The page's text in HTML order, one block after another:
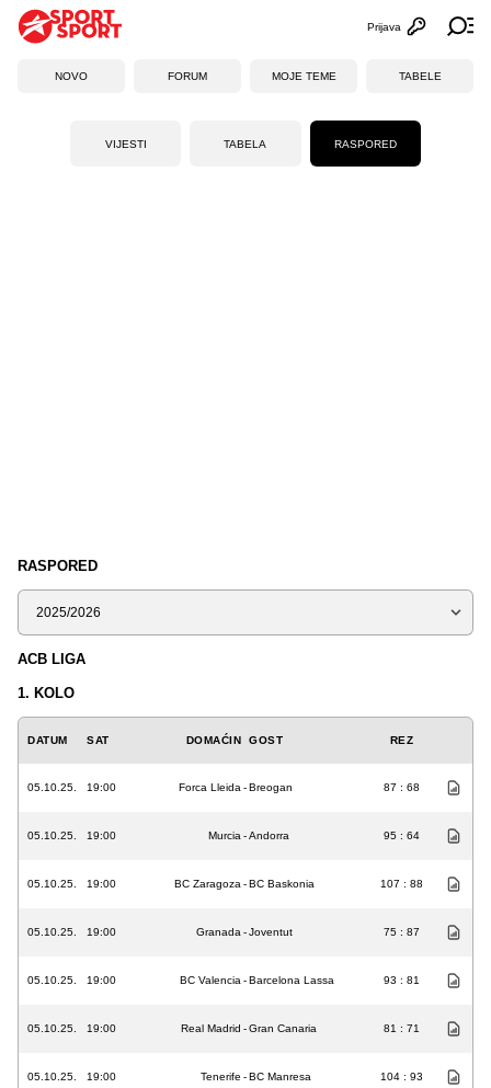
Otvori
Prijava
NOVO FORUM MOJE TEME TABELE
VIJESTI TABELA RASPORED
RASPORED
Sezona
ACB LIGA
1. KOLO
DATUM SAT DOMAĆIN GOST REZ
05.10.25. 19:00 Forca Lleida -Breogan 87 : 68
05.10.25. 19:00 Murcia -Andorra 95 : 64
05.10.25. 19:00 BC Zaragoza -BC Baskonia 107 : 88
05.10.25. 19:00 Granada -Joventut 75 : 87
05.10.25. 19:00 BC Valencia -Barcelona Lassa 93 : 81
05.10.25. 19:00 Real Madrid -Gran Canaria 81 : 71
05.10.25. 19:00 Tenerife -BC Manresa 104 : 93